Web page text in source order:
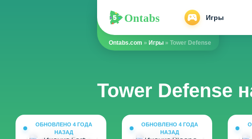
Ontabs Игры
Ontabs.com » Игры » Tower Defense
Tower Defense
ОБНОВЛЕНО 4 ГОДА
НАЗАД
ОБНОВЛЕНО 4 ГОДА
НАЗАД